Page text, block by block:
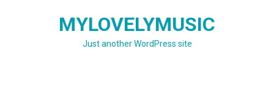
MYLOVELYMUSIC
Just another WordPress site